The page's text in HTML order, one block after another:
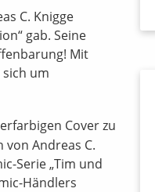
C. Knigge
gab. Seine
Mit
um
Cover zu
Andreas C.
Serie „Tim und
Händlers